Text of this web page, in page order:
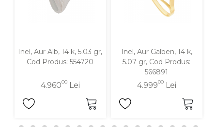
Inel, Aur Alb, 14 k, 5.03 gr,
Cod Produs: 554720
4.96000Lei
Inel, Aur Galben, 14 k,
5.07 gr, Cod Produs:
566891
4.99900Lei